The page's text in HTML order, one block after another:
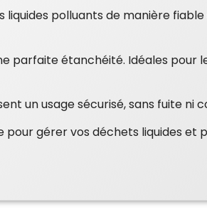
polluants de manière
parfaite étanchéité. Idéales pour
un usage sécurisé, sans fuite ni
pour gérer vos déchets liquides et